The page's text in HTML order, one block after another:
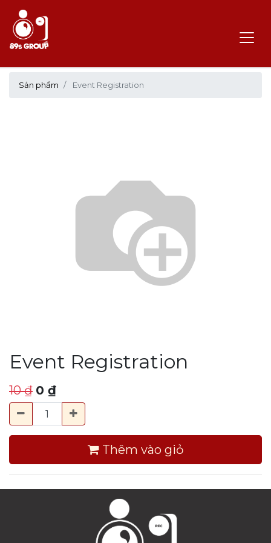
Sản phẩm Event Registration
Event Registration
10₫ 0 ₫
Thêm vào giỏ